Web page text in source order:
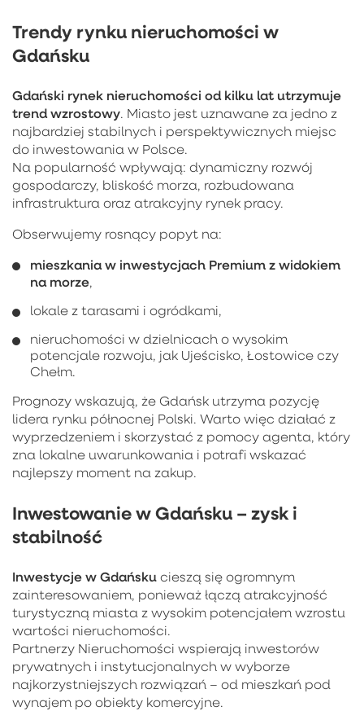
Trendy rynku nieruchomości w
Gdańsku
Gdański rynek nieruchomości od kilku lat utrzymuje
trend wzrostowy. Miasto jest uznawane za jedno z
najbardziej stabilnych i perspektywicznych miejsc
do inwestowania w Polsce.
Na popularność wpływają: dynamiczny rozwój
gospodarczy, bliskość morza, rozbudowana
infrastruktura oraz atrakcyjny rynek pracy.
Obserwujemy rosnący popyt na:
mieszkania w inwestycjach Premium z widokiem
na morze,
lokale z tarasami i ogródkami,
nieruchomości w dzielnicach o wysokim
potencjale rozwoju, jak Ujeścisko, Łostowice czy
Chełm.
Prognozy wskazują, że Gdańsk utrzyma pozycję
lidera rynku północnej Polski. Warto więc działać z
wyprzedzeniem i skorzystać z pomocy agenta, który
zna lokalne uwarunkowania i potrafi wskazać
najlepszy moment na zakup.
Inwestowanie w Gdańsku – zysk i
stabilność
Inwestycje w Gdańsku cieszą się ogromnym
zainteresowaniem, ponieważ łączą atrakcyjność
turystyczną miasta z wysokim potencjałem wzrostu
wartości nieruchomości.
Partnerzy Nieruchomości wspierają inwestorów
prywatnych i instytucjonalnych w wyborze
najkorzystniejszych rozwiązań – od mieszkań pod
wynajem po obiekty komercyjne.